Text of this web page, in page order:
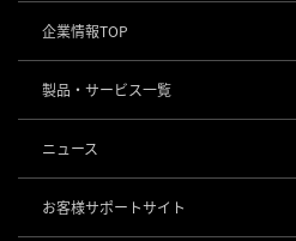
企業情報TOP
会社概要・役員一覧
事業内容
社長メッセージ
事業所一覧
製品・サービス一覧
POSレジ 他
USENレジ
USENセルフレジ
お役立ち情報
ニュース
お客様サポートサイト